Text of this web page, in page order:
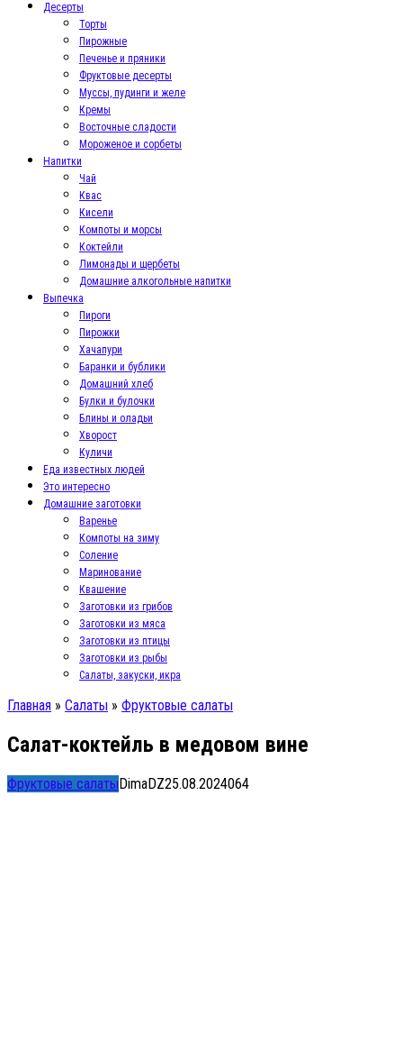
Десерты
Торты
Пирожные
Печенье и пряники
Фруктовые десерты
Муссы, пудинги и желе
Кремы
Восточные сладости
Мороженое и сорбеты
Напитки
Чай
Квас
Кисели
Компоты и морсы
Коктейли
Лимонады и щербеты
Домашние алкогольные напитки
Выпечка
Пироги
Пирожки
Хачапури
Баранки и бублики
Домашний хлеб
Булки и булочки
Блины и оладьи
Хворост
Куличи
Еда известных людей
Это интересно
Домашние заготовки
Варенье
Компоты на зиму
Соление
Маринование
Квашение
Заготовки из грибов
Заготовки из мяса
Заготовки из птицы
Заготовки из рыбы
Салаты, закуски, икра
Главная » Салаты » Фруктовые салаты
Салат-коктейль в медовом вине
Фруктовые салатыDimaDZ25.08.2024064